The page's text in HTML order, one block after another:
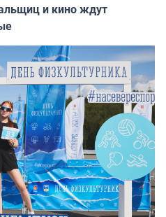
и кино ждут